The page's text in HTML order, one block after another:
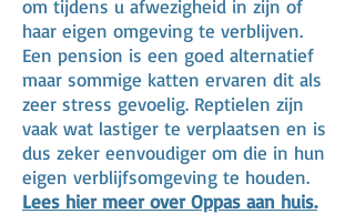
om tijdens u afwezigheid in zijn of
haar eigen omgeving te verblijven.
Een pension is een goed alternatief
maar sommige katten ervaren dit als
zeer stress gevoelig. Reptielen zijn
vaak wat lastiger te verplaatsen en is
dus zeker eenvoudiger om die in hun
eigen verblijfsomgeving te houden.
Lees hier meer over Oppas aan huis.